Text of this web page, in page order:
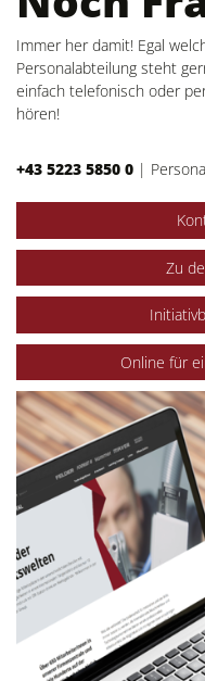
Immer her damit! Egal
Personalabteilung steht
einfach telefonisch oder
hören!
+43 5223 5850 0 |
Zu
Online für